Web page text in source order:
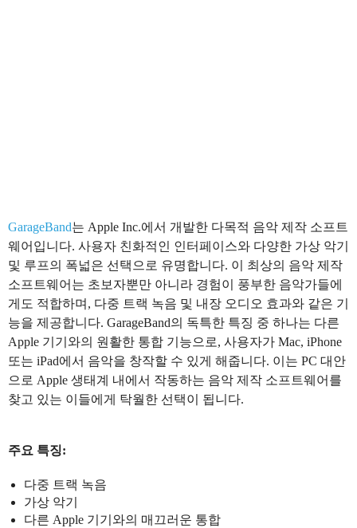
GarageBand는 Apple Inc.에서 개발한 다목적 음악 제작 소프트
웨어입니다. 사용자 친화적인 인터페이스와 다양한 가상 악기
및 루프의 폭넓은 선택으로 유명합니다. 이 최상의 음악 제작
소프트웨어는 초보자뿐만 아니라 경험이 풍부한 음악가들에
게도 적합하며, 다중 트랙 녹음 및 내장 오디오 효과와 같은 기
능을 제공합니다. GarageBand의 독특한 특징 중 하나는 다른
Apple 기기와의 원활한 통합 기능으로, 사용자가 Mac, iPhone
또는 iPad에서 음악을 창작할 수 있게 해줍니다. 이는 PC 대안
으로 Apple 생태계 내에서 작동하는 음악 제작 소프트웨어를
찾고 있는 이들에게 탁월한 선택이 됩니다.
주요 특징:
다중 트랙 녹음
가상 악기
다른 Apple 기기와의 매끄러운 통합